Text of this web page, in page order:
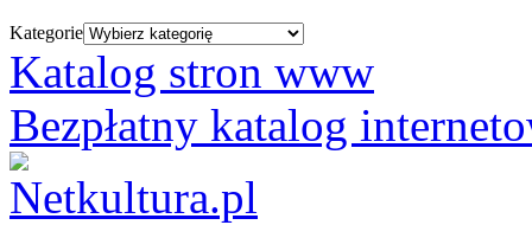
Kategorie
Katalog stron www
Bezpłatny katalog